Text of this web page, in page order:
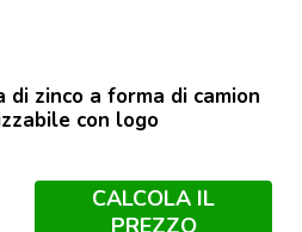
zinco a forma di camion
con logo
CALCOLA IL
PREZZO